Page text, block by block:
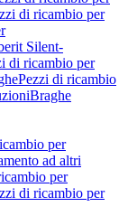
di ricambio per
Silent-
di ricambio per
Pezzi di ricambio
Braghe
per
ad altri
per
di ricambio per